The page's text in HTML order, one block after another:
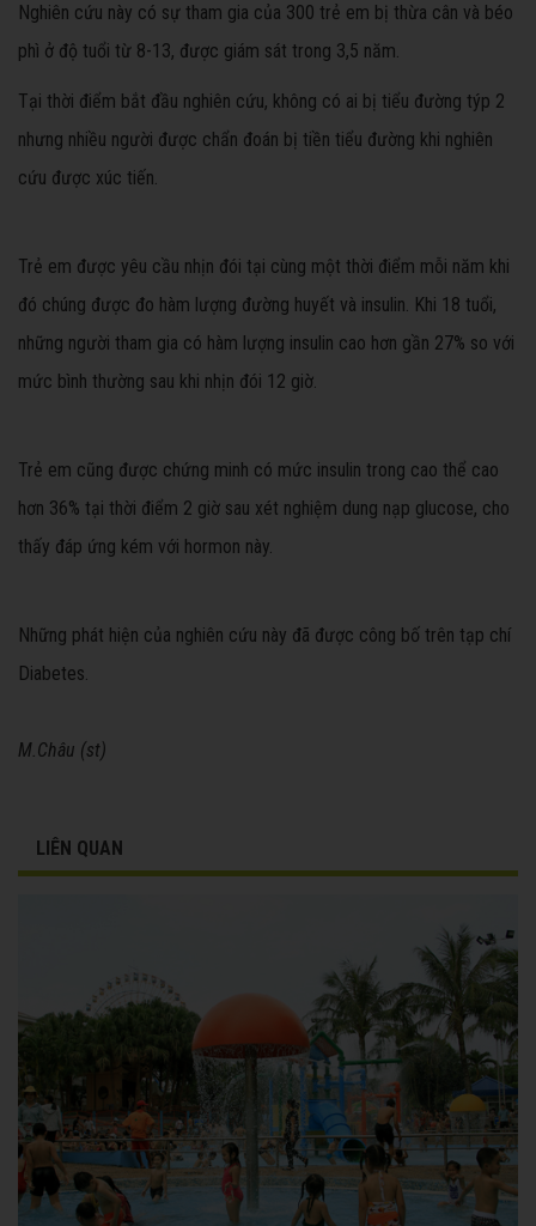
Nghiên cứu này có sự tham gia của 300 trẻ em bị thừa cân và béo
phì ở độ tuổi từ 8-13, được giám sát trong 3,5 năm.
Tại thời điểm bắt đầu nghiên cứu, không có ai bị tiểu đường týp 2
nhưng nhiều người được chẩn đoán bị tiền tiểu đường khi nghiên
cứu được xúc tiến.
Trẻ em được yêu cầu nhịn đói tại cùng một thời điểm mỗi năm khi
đó chúng được đo hàm lượng đường huyết và insulin. Khi 18 tuổi,
những người tham gia có hàm lượng insulin cao hơn gần 27% so với
mức bình thường sau khi nhịn đói 12 giờ.
Trẻ em cũng được chứng minh có mức insulin trong cao thể cao
hơn 36% tại thời điểm 2 giờ sau xét nghiệm dung nạp glucose, cho
thấy đáp ứng kém với hormon này.
Những phát hiện của nghiên cứu này đã được công bố trên tạp chí
Diabetes.
M.Châu (st)
LIÊN QUAN